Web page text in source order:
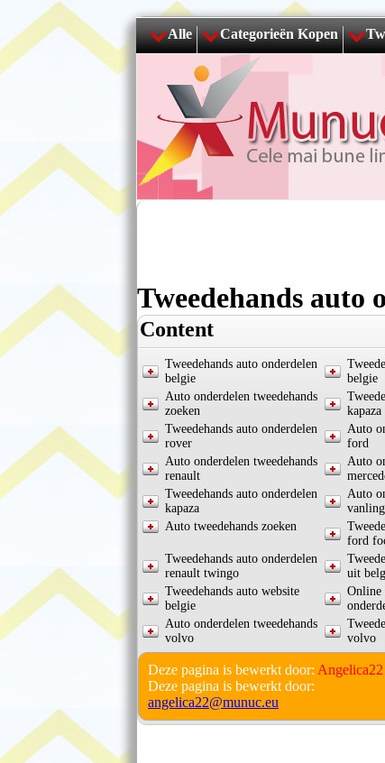
Alle Categorieën Kopen
Tweedehands auto
Content
Tweedehands auto onderdelen
belgie
belgie
Auto onderdelen tweedehands
zoeken
kapaza
Tweedehands auto onderdelen
rover
Auto
ford
Auto onderdelen tweedehands
renault
Auto
Tweedehands auto onderdelen
kapaza
Auto
Auto tweedehands zoeken
ford
Tweedehands auto onderdelen
renault twingo
uit
Tweedehands auto website
belgie
Online
Auto onderdelen tweedehands
volvo
volvo
Deze pagina is bewerkt door: Angelica22
Deze pagina is bewerkt door:
angelica22@munuc.eu